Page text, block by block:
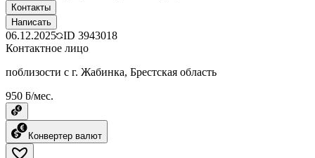
Контакты
Написать
06.12.2025 ID 3943018
Контактное лицо
поблизости с г. Жабинка, Брестская область
950 ƃ/мес.
Конвертер валют